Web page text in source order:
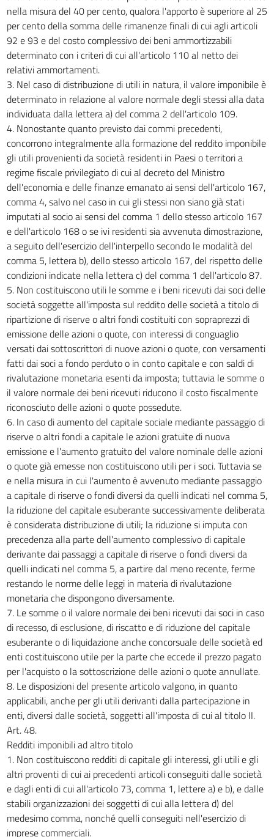
nella misura del 40 per cento, qualora l'apporto è superiore al 25
per cento della somma delle rimanenze finali di cui agli articoli
92 e 93 e del costo complessivo dei beni ammortizzabili
determinato con i criteri di cui all'articolo 110 al netto dei
relativi ammortamenti.
3. Nel caso di distribuzione di utili in natura, il valore imponibile è
determinato in relazione al valore normale degli stessi alla data
individuata dalla lettera a) del comma 2 dell'articolo 109.
4. Nonostante quanto previsto dai commi precedenti,
concorrono integralmente alla formazione del reddito imponibile
gli utili provenienti da società residenti in Paesi o territori a
regime fiscale privilegiato di cui al decreto del Ministro
dell'economia e delle finanze emanato ai sensi dell'articolo 167,
comma 4, salvo nel caso in cui gli stessi non siano già stati
imputati al socio ai sensi del comma 1 dello stesso articolo 167
e dell'articolo 168 o se ivi residenti sia avvenuta dimostrazione,
a seguito dell'esercizio dell'interpello secondo le modalità del
comma 5, lettera b), dello stesso articolo 167, del rispetto delle
condizioni indicate nella lettera c) del comma 1 dell'articolo 87.
5. Non costituiscono utili le somme e i beni ricevuti dai soci delle
società soggette all'imposta sul reddito delle società a titolo di
ripartizione di riserve o altri fondi costituiti con sopraprezzi di
emissione delle azioni o quote, con interessi di conguaglio
versati dai sottoscrittori di nuove azioni o quote, con versamenti
fatti dai soci a fondo perduto o in conto capitale e con saldi di
rivalutazione monetaria esenti da imposta; tuttavia le somme o
il valore normale dei beni ricevuti riducono il costo fiscalmente
riconosciuto delle azioni o quote possedute.
6. In caso di aumento del capitale sociale mediante passaggio di
riserve o altri fondi a capitale le azioni gratuite di nuova
emissione e l'aumento gratuito del valore nominale delle azioni
o quote già emesse non costituiscono utili per i soci. Tuttavia se
e nella misura in cui l'aumento è avvenuto mediante passaggio
a capitale di riserve o fondi diversi da quelli indicati nel comma 5,
la riduzione del capitale esuberante successivamente deliberata
è considerata distribuzione di utili; la riduzione si imputa con
precedenza alla parte dell'aumento complessivo di capitale
derivante dai passaggi a capitale di riserve o fondi diversi da
quelli indicati nel comma 5, a partire dal meno recente, ferme
restando le norme delle leggi in materia di rivalutazione
monetaria che dispongono diversamente.
7. Le somme o il valore normale dei beni ricevuti dai soci in caso
di recesso, di esclusione, di riscatto e di riduzione del capitale
esuberante o di liquidazione anche concorsuale delle società ed
enti costituiscono utile per la parte che eccede il prezzo pagato
per l'acquisto o la sottoscrizione delle azioni o quote annullate.
8. Le disposizioni del presente articolo valgono, in quanto
applicabili, anche per gli utili derivanti dalla partecipazione in
enti, diversi dalle società, soggetti all'imposta di cui al titolo II.
Art. 48.
Redditi imponibili ad altro titolo
1. Non costituiscono redditi di capitale gli interessi, gli utili e gli
altri proventi di cui ai precedenti articoli conseguiti dalle società
e dagli enti di cui all'articolo 73, comma 1, lettere a) e b), e dalle
stabili organizzazioni dei soggetti di cui alla lettera d) del
medesimo comma, nonché quelli conseguiti nell'esercizio di
imprese commerciali.